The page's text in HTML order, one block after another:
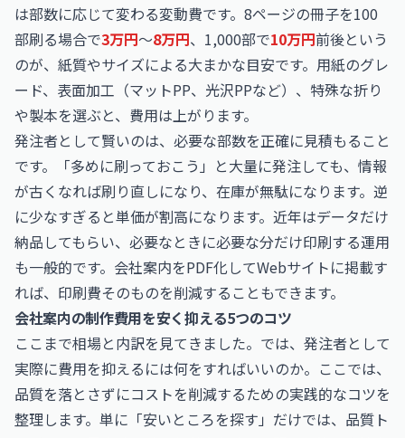
は部数に応じて変わる変動費です。8ページの冊子を100
部刷る場合で3万円〜8万円、1,000部で10万円前後という
のが、紙質やサイズによる大まかな目安です。用紙のグレ
ード、表面加工（マットPP、光沢PPなど）、特殊な折り
や製本を選ぶと、費用は上がります。
発注者として賢いのは、必要な部数を正確に見積もること
です。「多めに刷っておこう」と大量に発注しても、情報
が古くなれば刷り直しになり、在庫が無駄になります。逆
に少なすぎると単価が割高になります。近年はデータだけ
納品してもらい、必要なときに必要な分だけ印刷する運用
も一般的です。会社案内をPDF化してWebサイトに掲載す
れば、印刷費そのものを削減することもできます。
会社案内の制作費用を安く抑える5つのコツ
ここまで相場と内訳を見てきました。では、発注者として
実際に費用を抑えるには何をすればいいのか。ここでは、
品質を落とさずにコストを削減するための実践的なコツを
整理します。単に「安いところを探す」だけでは、品質ト